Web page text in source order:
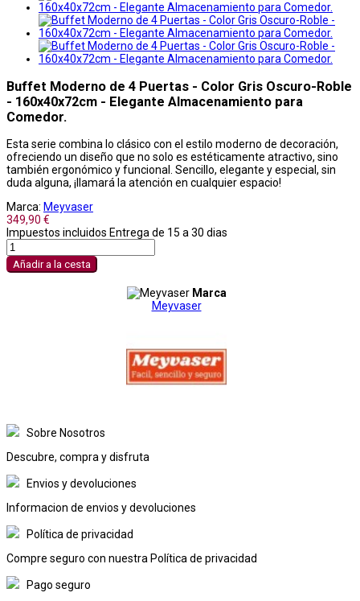
Buffet Moderno de 4 Puertas - Color Gris Oscuro-Roble
- 160x40x72cm - Elegante Almacenamiento para
Comedor.
Esta serie combina lo clásico con el estilo moderno de decoración,
ofreciendo un diseño que no solo es estéticamente atractivo, sino
también ergonómico y funcional. Sencillo, elegante y especial, sin
duda alguna, ¡llamará la atención en cualquier espacio!
Marca: Meyvaser
349,90 €
Impuestos incluidos Entrega de 15 a 30 dias
Añadir a la cesta
Marca
Meyvaser
Sobre Nosotros
Descubre, compra y disfruta
Envios y devoluciones
Informacion de envios y devoluciones
Política de privacidad
Compre seguro con nuestra Política de privacidad
Pago seguro